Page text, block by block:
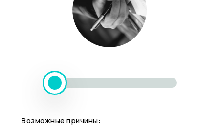
Возможные причины: